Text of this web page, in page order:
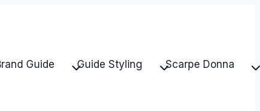
Guide Guide Styling Scarpe Donna